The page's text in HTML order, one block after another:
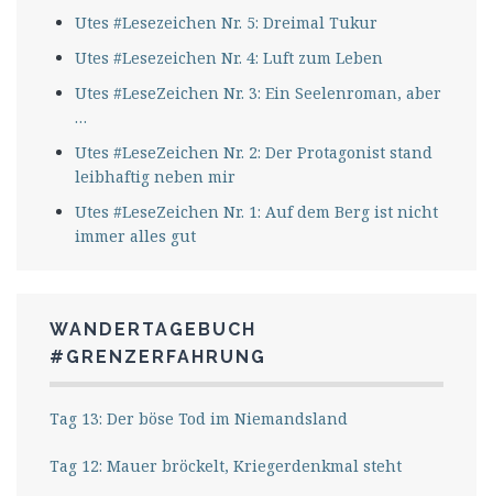
Utes #Lesezeichen Nr. 5: Dreimal Tukur
Utes #Lesezeichen Nr. 4: Luft zum Leben
Utes #LeseZeichen Nr. 3: Ein Seelenroman, aber
…
Utes #LeseZeichen Nr. 2: Der Protagonist stand
leibhaftig neben mir
Utes #LeseZeichen Nr. 1: Auf dem Berg ist nicht
immer alles gut
WANDERTAGEBUCH
#GRENZERFAHRUNG
Tag 13: Der böse Tod im Niemandsland
Tag 12: Mauer bröckelt, Kriegerdenkmal steht